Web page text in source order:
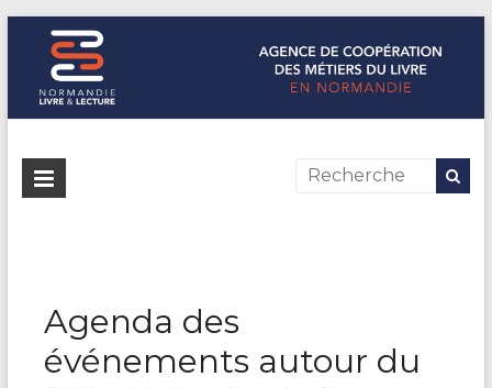
Normandie Livre & Lecture
L'agence de coopération des métiers du livre en Normandie
Agenda des
événements autour du